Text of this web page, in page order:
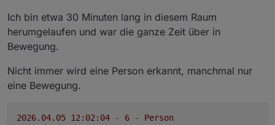
Ich bin etwa 30 Minuten lang in diesem Raum
herumgelaufen und war die ganze Zeit über in
Bewegung.
Nicht immer wird eine Person erkannt, manchmal nur
eine Bewegung.
2026.04.05 12:02:04 - 6 -
Person